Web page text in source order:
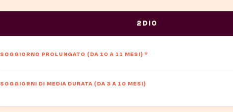
2DIO
SOGGIORNO PROLUNGATO (DA 10 A 11 MESI) *
SOGGIORNI DI MEDIA DURATA (DA 3 A 10 MESI)